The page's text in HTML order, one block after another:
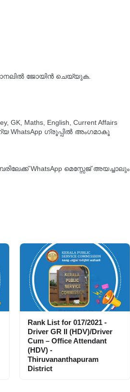
ജോയിൻ ചെയ്യുക.
Maths, English, Current Affairs
WhatsApp ഗ്രൂപ്പിൽ അംഗമാകൂ
WhatsApp മെസ്സേജ് അയച്ചാലും
Rank List for 017/2021 -
Driver GR II (HDV)/Driver
Cum – Office Attendant
(HDV) -
Thiruvananthapuram
District